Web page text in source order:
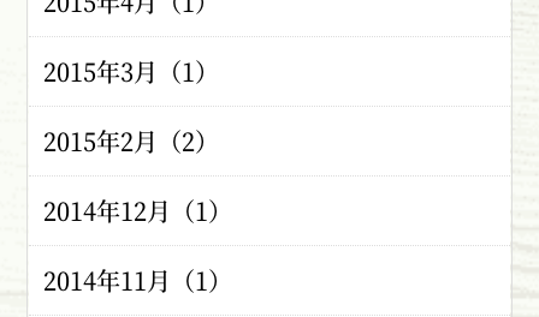
2015年3月（1）
2015年2月（2）
2014年12月（1）
2014年11月（1）